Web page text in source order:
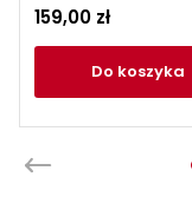
159,00 zł
do koszyka